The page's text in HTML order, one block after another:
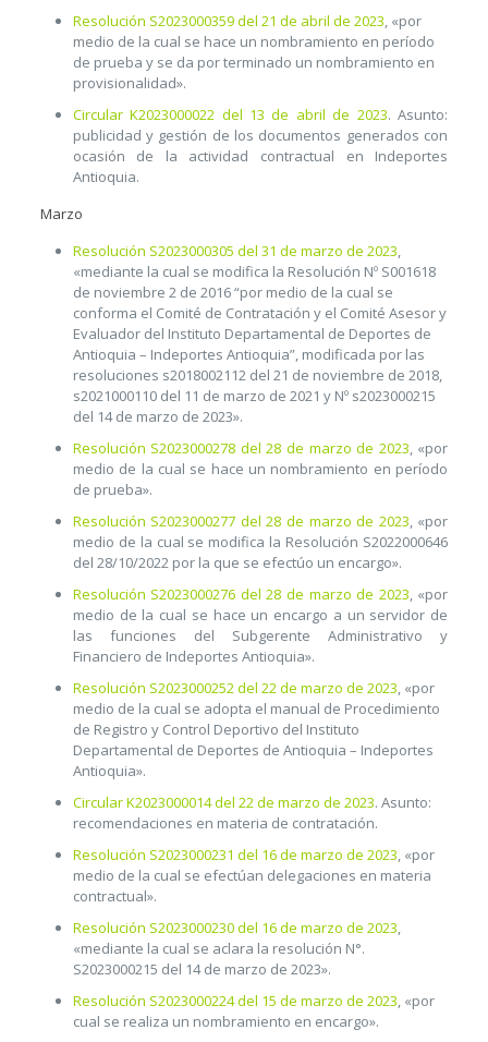
Resolución S2023000359 del 21 de abril de 2023, «por
medio de la cual se hace un nombramiento en período
de prueba y se da por terminado un nombramiento en
provisionalidad».
Circular K2023000022 del 13 de abril de 2023. Asunto:
publicidad y gestión de los documentos generados con
ocasión de la actividad contractual en Indeportes
Antioquia.
Marzo
Resolución S2023000305 del 31 de marzo de 2023,
«mediante la cual se modifica la Resolución Nº S001618
de noviembre 2 de 2016 “por medio de la cual se
conforma el Comité de Contratación y el Comité Asesor y
Evaluador del Instituto Departamental de Deportes de
Antioquia – Indeportes Antioquia”, modificada por las
resoluciones s2018002112 del 21 de noviembre de 2018,
s2021000110 del 11 de marzo de 2021 y Nº s2023000215
del 14 de marzo de 2023».
Resolución S2023000278 del 28 de marzo de 2023, «por
medio de la cual se hace un nombramiento en período
de prueba».
Resolución S2023000277 del 28 de marzo de 2023, «por
medio de la cual se modifica la Resolución S2022000646
del 28/10/2022 por la que se efectúo un encargo».
Resolución S2023000276 del 28 de marzo de 2023, «por
medio de la cual se hace un encargo a un servidor de
las funciones del Subgerente Administrativo y
Financiero de Indeportes Antioquia».
Resolución S2023000252 del 22 de marzo de 2023, «por
medio de la cual se adopta el manual de Procedimiento
de Registro y Control Deportivo del Instituto
Departamental de Deportes de Antioquia – Indeportes
Antioquia».
Circular K2023000014 del 22 de marzo de 2023. Asunto:
recomendaciones en materia de contratación.
Resolución S2023000231 del 16 de marzo de 2023, «por
medio de la cual se efectúan delegaciones en materia
contractual».
Resolución S2023000230 del 16 de marzo de 2023,
«mediante la cual se aclara la resolución N°.
S2023000215 del 14 de marzo de 2023».
Resolución S2023000224 del 15 de marzo de 2023, «por
cual se realiza un nombramiento en encargo».